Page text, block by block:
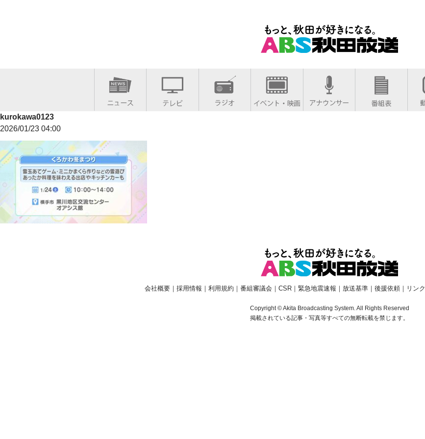
kurokawa0123
2026/01/23 04:00
会社概要｜ 採用情報 ｜ 利用規約 ｜ 番組審議会 ｜ CSR｜ 緊急地震速報 ｜ 放送基準｜ 後援依頼｜ リンク
Copyright © Akita Broadcasting System. All Rights Reserved
掲載されている記事・写真等すべての無断転載を禁じます。